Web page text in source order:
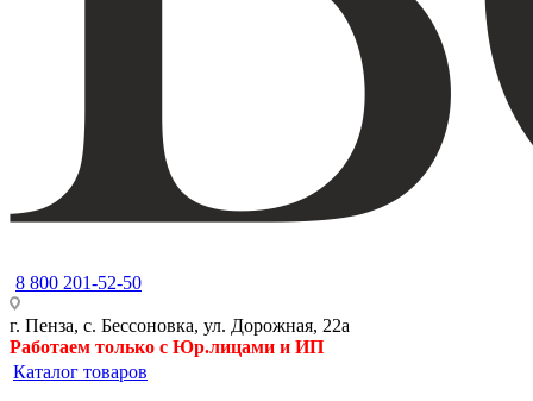
8 800 201-52-50
г. Пенза, с. Бессоновка, ул. Дорожная, 22а
Работаем только с Юр.лицами и ИП
Каталог товаров